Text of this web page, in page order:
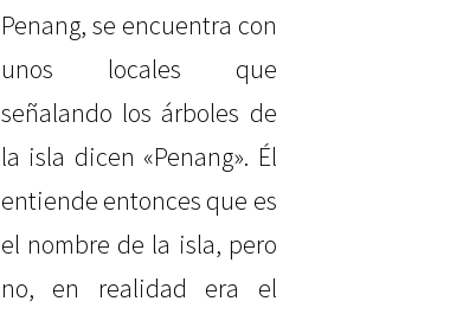
Penang, se encuentra con
unos locales que
señalando los árboles de
la isla dicen «Penang». Él
entiende entonces que es
el nombre de la isla, pero
no, en realidad era el